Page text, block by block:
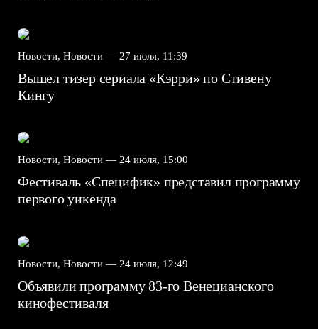
Новости, Новости — 27 июля, 11:39
Вышел тизер сериала «Кэрри» по Стивену
Кингу
Новости, Новости — 24 июля, 15:00
Фестиваль «Специфик» представил программу
первого уикенда
Новости, Новости — 24 июля, 12:49
Объявили программу 83-го Венецианского
кинофестиваля